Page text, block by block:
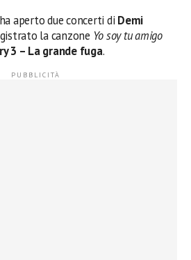
aperto due concerti di Demi
la canzone Yo soy tu amigo
3 – La grande fuga.